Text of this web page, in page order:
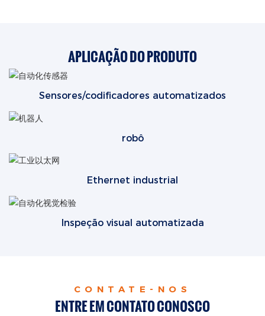
APLICAÇÃO DO PRODUTO
Sensores/codificadores automatizados
robô
Ethernet industrial
Inspeção visual automatizada
CONTATE-NOS
ENTRE EM CONTATO CONOSCO